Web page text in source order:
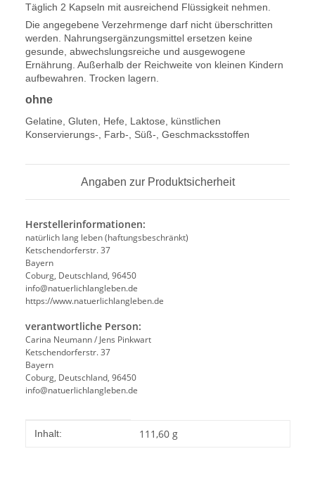
Täglich 2 Kapseln mit ausreichend Flüssigkeit nehmen.
Die angegebene Verzehrmenge darf nicht überschritten
werden. Nahrungsergänzungsmittel ersetzen keine
gesunde, abwechslungsreiche und ausgewogene
Ernährung. Außerhalb der Reichweite von kleinen Kindern
aufbewahren. Trocken lagern.
ohne
Gelatine, Gluten, Hefe, Laktose, künstlichen
Konservierungs-, Farb-, Süß-, Geschmacksstoffen
Angaben zur Produktsicherheit
Herstellerinformationen:
natürlich lang leben (haftungsbeschränkt)
Ketschendorferstr. 37
Bayern
Coburg, Deutschland, 96450
info@natuerlichlangleben.de
https://www.natuerlichlangleben.de
verantwortliche Person:
Carina Neumann / Jens Pinkwart
Ketschendorferstr. 37
Bayern
Coburg, Deutschland, 96450
info@natuerlichlangleben.de
Produkteigenschaft
Wert
Inhalt: 111,60 g